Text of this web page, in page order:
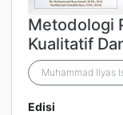
Metodologi
Kualitatif
Muhammad Ilyas
Edisi